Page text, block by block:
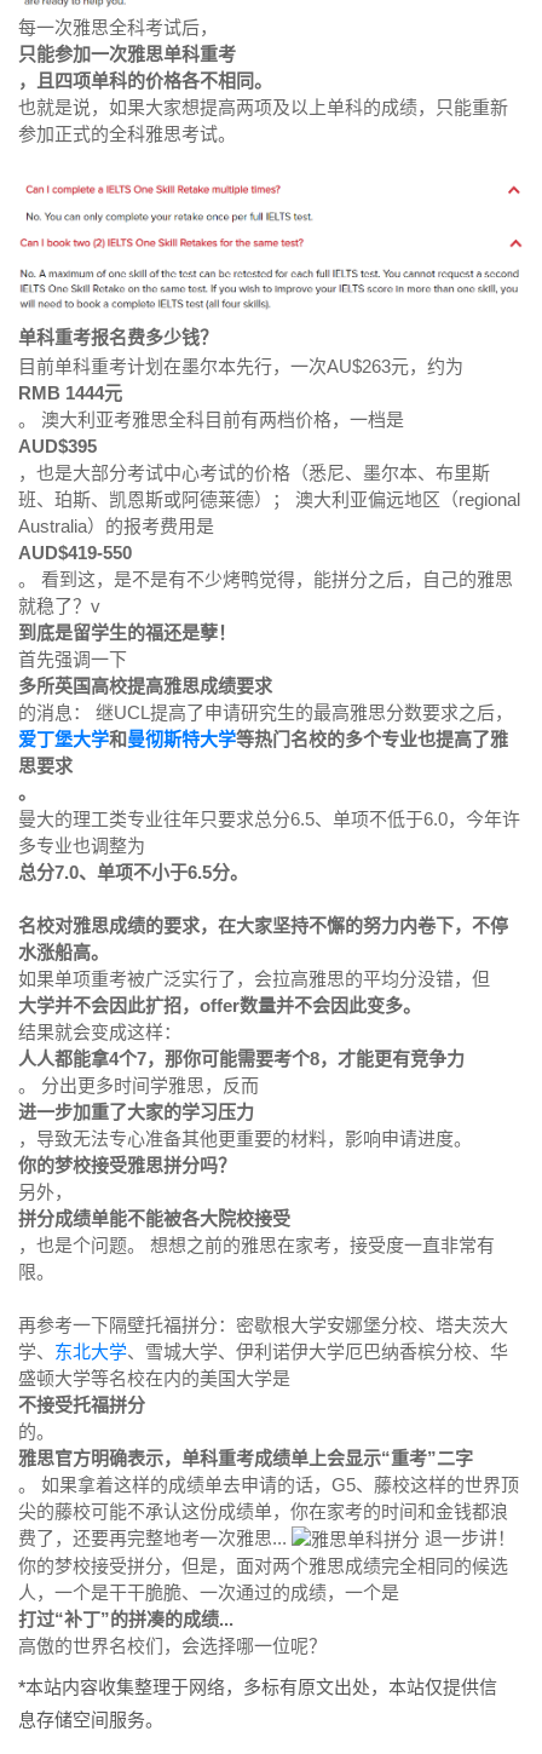
每一次雅思全科考试后，
只能参加一次雅思单科重考
，且四项单科的价格各不相同。
也就是说，如果大家想提高两项及以上单科的成绩，只能重新
参加正式的全科雅思考试。
单科重考报名费多少钱？
目前单科重考计划在墨尔本先行，一次AU$263元，约为
RMB 1444元
。 澳大利亚考雅思全科目前有两档价格，一档是
AUD$395
，也是大部分考试中心考试的价格（悉尼、墨尔本、布里斯
班、珀斯、凯恩斯或阿德莱德）； 澳大利亚偏远地区（regional
Australia）的报考费用是
AUD$419-550
。 看到这，是不是有不少烤鸭觉得，能拼分之后，自己的雅思
就稳了？v
到底是留学生的福还是孽！
首先强调一下
多所英国高校提高雅思成绩要求
的消息： 继UCL提高了申请研究生的最高雅思分数要求之后，
爱丁堡大学和曼彻斯特大学等热门名校的多个专业也提高了雅
思要求
。
曼大的理工类专业往年只要求总分6.5、单项不低于6.0，今年许
多专业也调整为
总分7.0、单项不小于6.5分。
名校对雅思成绩的要求，在大家坚持不懈的努力内卷下，不停
水涨船高。
如果单项重考被广泛实行了，会拉高雅思的平均分没错，但
大学并不会因此扩招，offer数量并不会因此变多。
结果就会变成这样：
人人都能拿4个7，那你可能需要考个8，才能更有竞争力
。 分出更多时间学雅思，反而
进一步加重了大家的学习压力
，导致无法专心准备其他更重要的材料，影响申请进度。
你的梦校接受雅思拼分吗？
另外，
拼分成绩单能不能被各大院校接受
，也是个问题。 想想之前的雅思在家考，接受度一直非常有
限。
再参考一下隔壁托福拼分：密歇根大学安娜堡分校、塔夫茨大
学、 东北大学、雪城大学、伊利诺伊大学厄巴纳香槟分校、华
盛顿大学等名校在内的美国大学是
不接受托福拼分
的。
雅思官方明确表示，单科重考成绩单上会显示“重考”二字
。 如果拿着这样的成绩单去申请的话，G5、藤校这样的世界顶
尖的藤校可能不承认这份成绩单，你在家考的时间和金钱都浪
费了，还要再完整地考一次雅思...
退一步讲！
你的梦校接受拼分，但是，面对两个雅思成绩完全相同的候选
人，一个是干干脆脆、一次通过的成绩，一个是
打过“补丁”的拼凑的成绩...
高傲的世界名校们，会选择哪一位呢？
*本站内容收集整理于网络，多标有原文出处，本站仅提供信
息存储空间服务。